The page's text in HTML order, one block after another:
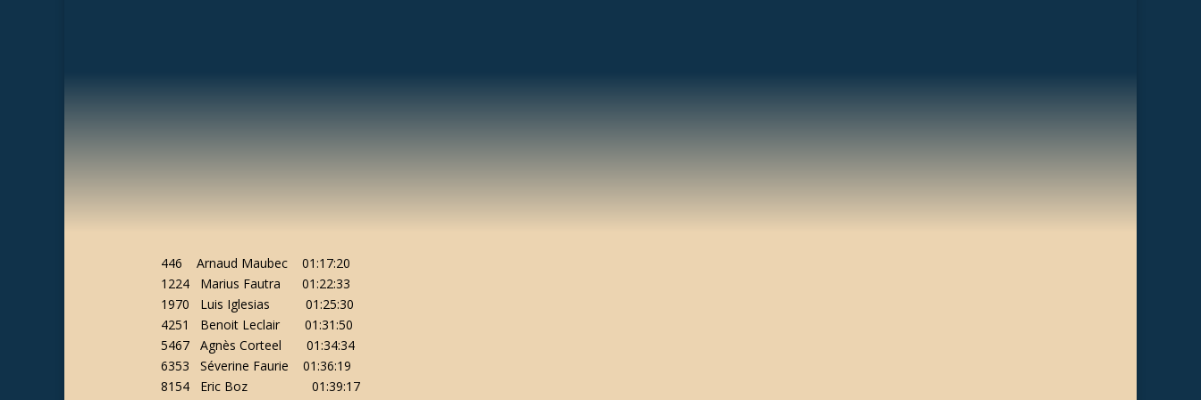
446 Arnaud Maubec 01:17:20
1224 Marius Fautra 01:22:33
1970 Luis Iglesias 01:25:30
4251 Benoit Leclair 01:31:50
5467 Agnès Corteel 01:34:34
6353 Séverine Faurie 01:36:19
8154 Eric Boz 01:39:17